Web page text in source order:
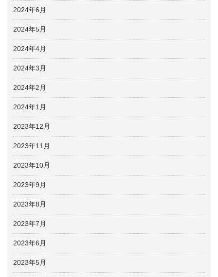
2024年6月
2024年5月
2024年4月
2024年3月
2024年2月
2024年1月
2023年12月
2023年11月
2023年10月
2023年9月
2023年8月
2023年7月
2023年6月
2023年5月